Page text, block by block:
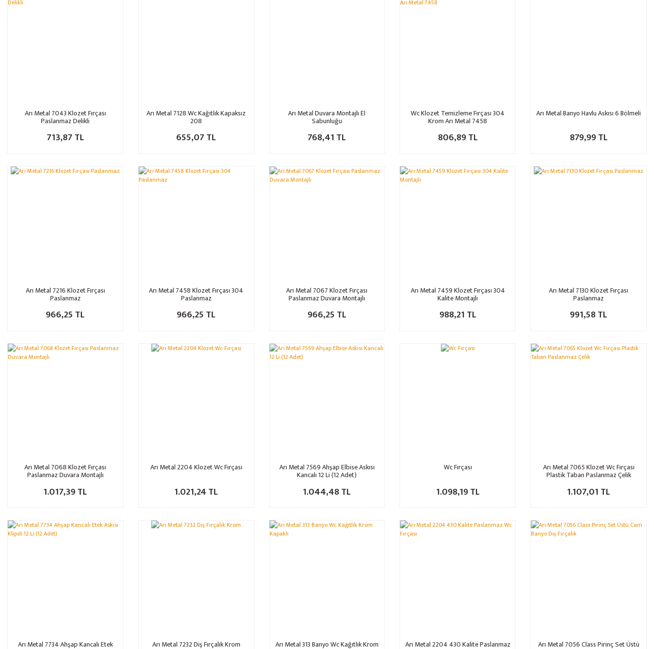
Arı Metal 7043 Klozet Fırçası
Paslanmaz Delikli
713,87 TL
Arı Metal 7128 Wc Kağıtlık Kapaksız
208
655,07 TL
Arı Metal Duvara Montajlı El
Sabunluğu
768,41 TL
Wc Klozet Temizleme Fırçası 304
Krom Arı Metal 7458
806,89 TL
Arı Metal Banyo Havlu Askısı 6 Bölmeli
879,99 TL
Arı Metal 7216 Klozet Fırçası
Paslanmaz
966,25 TL
Arı Metal 7458 Klozet Fırçası 304
Paslanmaz
966,25 TL
Arı Metal 7067 Klozet Fırçası
Paslanmaz Duvara Montajlı
966,25 TL
Arı Metal 7459 Klozet Fırçası 304
Kalite Montajlı
988,21 TL
Arı Metal 7130 Klozet Fırçası
Paslanmaz
991,58 TL
Arı Metal 7068 Klozet Fırçası
Paslanmaz Duvara Montajlı
1.017,39 TL
Arı Metal 2204 Klozet Wc Fırçası
1.021,24 TL
Arı Metal 7569 Ahşap Elbise Askısı
Kancalı 12 Li (12 Adet)
1.044,48 TL
Wc Fırçası
1.098,19 TL
Arı Metal 7065 Klozet Wc Fırçası
Plastik Taban Paslanmaz Çelik
1.107,01 TL
Arı Metal 7734 Ahşap Kancalı Etek Arı Metal 7232 Diş Fırçalık Krom Arı Metal 313 Banyo Wc Kağıtlık Krom Arı Metal 2204 430 Kalite Paslanmaz Arı Metal 7056 Class Pirinç Set Üstü